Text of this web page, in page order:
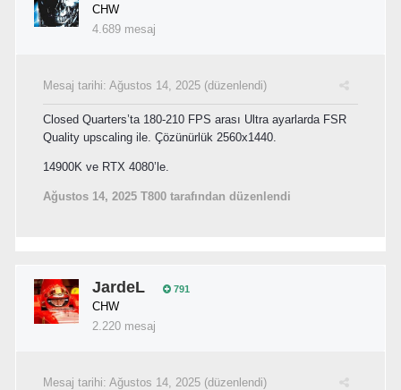
CHW
4.689 mesaj
Mesaj tarihi: Ağustos 14, 2025 (düzenlendi)
Closed Quarters’ta 180-210 FPS arası Ultra ayarlarda FSR
Quality upscaling ile. Çözünürlük 2560x1440.
14900K ve RTX 4080’le.
Ağustos 14, 2025 T800 tarafından düzenlendi
JardeL 791
CHW
2.220 mesaj
Mesaj tarihi: Ağustos 14, 2025 (düzenlendi)